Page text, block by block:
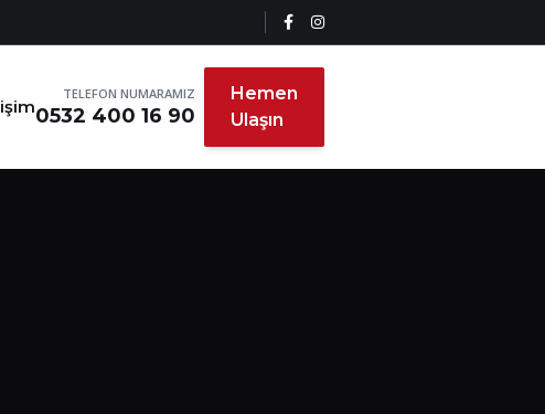
TELEFON NUMARAMIZ
0532 400 16 90
Hemen
Ulaşın